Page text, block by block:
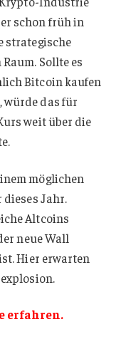
schon früh in
strategische
Sollte es
Bitcoin kaufen
würde das für
weit über die
möglichen
Jahr.
Altcoins
neue Wall
Hier erwarten
erfahren.